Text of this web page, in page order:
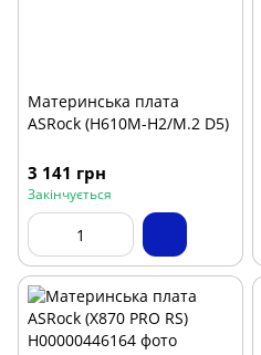
Материнська плата
ASRock (H610M-H2/M.2 D5)
3 141 грн
Закінчується